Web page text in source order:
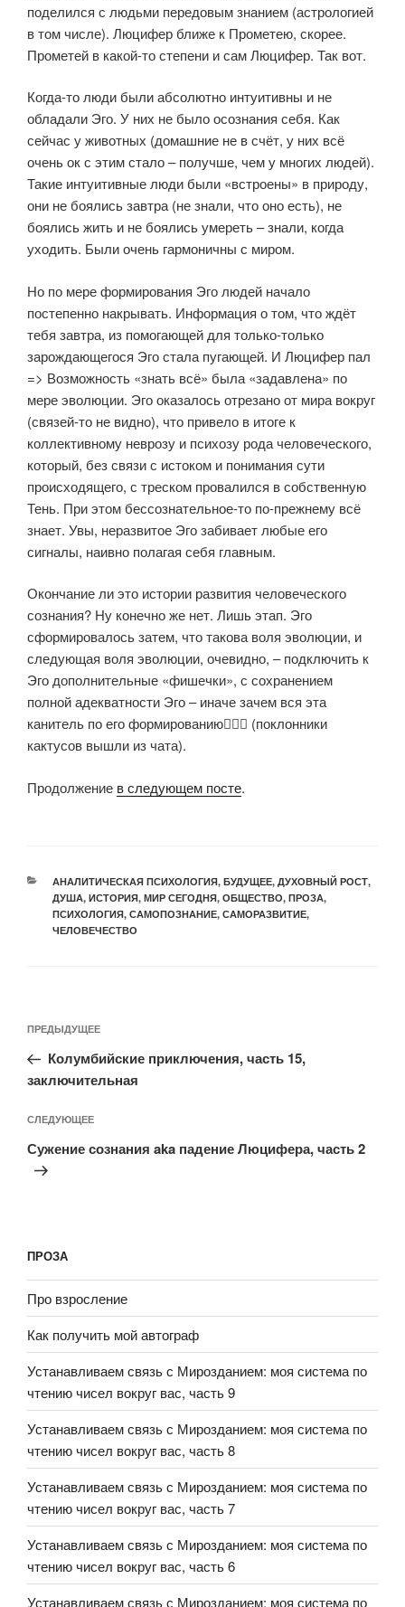
поделился с людьми передовым знанием (астрологией
в том числе). Люцифер ближе к Прометею, скорее.
Прометей в какой-то степени и сам Люцифер. Так вот.
Когда-то люди были абсолютно интуитивны и не
обладали Эго. У них не было осознания себя. Как
сейчас у животных (домашние не в счёт, у них всё
очень ок с этим стало – получше, чем у многих людей).
Такие интуитивные люди были «встроены» в природу,
они не боялись завтра (не знали, что оно есть), не
боялись жить и не боялись умереть – знали, когда
уходить. Были очень гармоничны с миром.
Но по мере формирования Эго людей начало
постепенно накрывать. Информация о том, что ждёт
тебя завтра, из помогающей для только-только
зарождающегося Эго стала пугающей. И Люцифер пал
=> Возможность «знать всё» была «задавлена» по
мере эволюции. Эго оказалось отрезано от мира вокруг
(связей-то не видно), что привело в итоге к
коллективному неврозу и психозу рода человеческого,
который, без связи с истоком и понимания сути
происходящего, с треском провалился в собственную
Тень. При этом бессознательное-то по-прежнему всё
знает. Увы, неразвитое Эго забивает любые его
сигналы, наивно полагая себя главным.
Окончание ли это истории развития человеческого
сознания? Ну конечно же нет. Лишь этап. Эго
сформировалось затем, что такова воля эволюции, и
следующая воля эволюции, очевидно, – подключить к
Эго дополнительные «фишечки», с сохранением
полной адекватности Эго – иначе зачем вся эта
канитель по его формированию🤷🏻‍♀️ (поклонники
кактусов вышли из чата).
Продолжение в следующем посте.
АНАЛИТИЧЕСКАЯ ПСИХОЛОГИЯ, БУДУЩЕЕ, ДУХОВНЫЙ РОСТ,
ДУША, ИСТОРИЯ, МИР СЕГОДНЯ, ОБЩЕСТВО, ПРОЗА,
ПСИХОЛОГИЯ, САМОПОЗНАНИЕ, САМОРАЗВИТИЕ,
ЧЕЛОВЕЧЕСТВО
ПРЕДЫДУЩЕЕ
Колумбийские приключения, часть 15,
заключительная
СЛЕДУЮЩЕЕ
Сужение сознания aka падение Люцифера, часть 2
ПРОЗА
Про взросление
Как получить мой автограф
Устанавливаем связь с Мирозданием: моя система по
чтению чисел вокруг вас, часть 9
Устанавливаем связь с Мирозданием: моя система по
чтению чисел вокруг вас, часть 8
Устанавливаем связь с Мирозданием: моя система по
чтению чисел вокруг вас, часть 7
Устанавливаем связь с Мирозданием: моя система по
чтению чисел вокруг вас, часть 6
Устанавливаем связь с Мирозданием: моя система по